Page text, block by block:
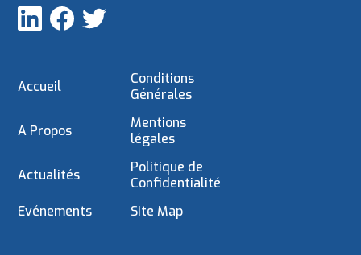
Accueil
Conditions
Générales
Mentions
légales
Politique de
Confidentialité
Site Map
A Propos
Actualités
Evénements